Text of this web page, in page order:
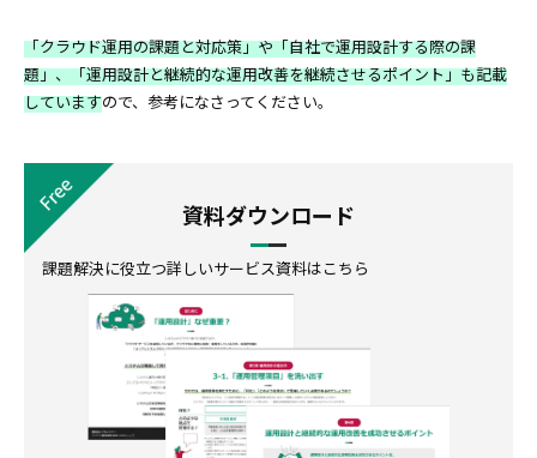
「クラウド運用の課題と対応策」や「自社で運用設計する際の課
題」、「運用設計と継続的な運用改善を継続させるポイント」も記載
していますので、参考になさってください。
資料ダウンロード
課題解決に役立つ詳しいサービス資料はこちら